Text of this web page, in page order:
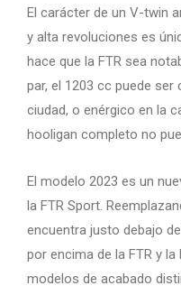
El carácter de un V-twin
y alta revoluciones es
hace que la FTR sea
par, el 1203 cc puede
ciudad, o enérgico en la
hooligan completo no
El modelo 2023 es un
la FTR Sport.
encuentra justo debajo
por encima de la FTR y la
modelos de acabado